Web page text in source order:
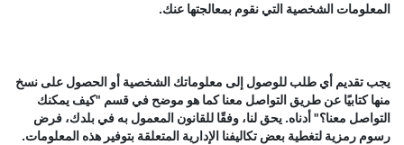
المعلومات الشخصية التي نقوم بمعالجتها عنك.
يجب تقديم أي طلب للوصول إلى معلوماتك الشخصية أو الحصول على نسخ
منها كتابيًا عن طريق التواصل معنا كما هو موضح في قسم "كيف يمكنك
التواصل معنا؟" أدناه. يحق لنا، وفقًا للقانون المعمول به في بلدك، فرض
رسوم رمزية لتغطية بعض تكاليفنا الإدارية المتعلقة بتوفير هذه المعلومات.